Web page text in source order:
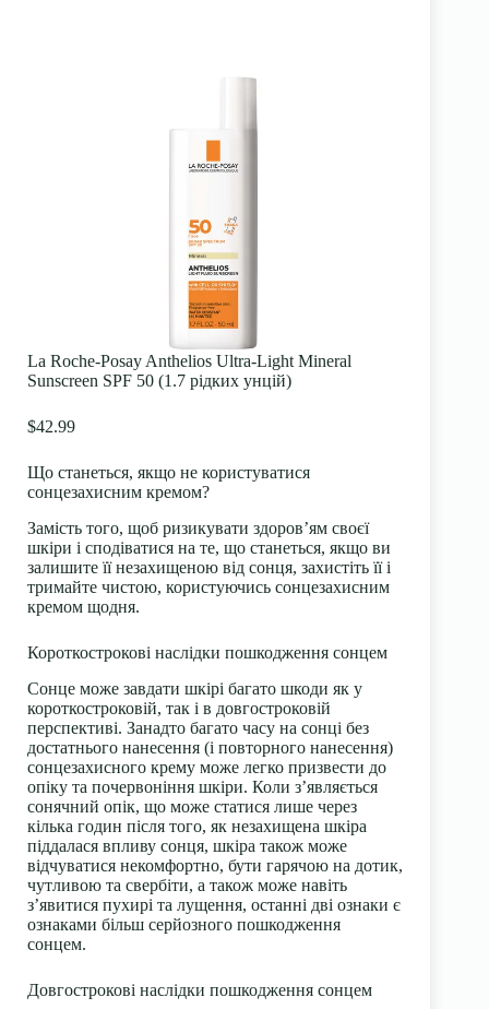
La Roche-Posay Anthelios Ultra-Light Mineral
Sunscreen SPF 50 (1.7 рідких унцій)
$42.99
Що станеться, якщо не користуватися
сонцезахисним кремом?
Замість того, щоб ризикувати здоров’ям своєї
шкіри і сподіватися на те, що станеться, якщо ви
залишите її незахищеною від сонця, захистіть її і
тримайте чистою, користуючись сонцезахисним
кремом щодня.
Короткострокові наслідки пошкодження сонцем
Сонце може завдати шкірі багато шкоди як у
короткостроковій, так і в довгостроковій
перспективі. Занадто багато часу на сонці без
достатнього нанесення (і повторного нанесення)
сонцезахисного крему може легко призвести до
опіку та почервоніння шкіри. Коли з’являється
сонячний опік, що може статися лише через
кілька годин після того, як незахищена шкіра
піддалася впливу сонця, шкіра також може
відчуватися некомфортно, бути гарячою на дотик,
чутливою та свербіти, а також може навіть
з’явитися пухирі та лущення, останні дві ознаки є
ознаками більш серйозного пошкодження
сонцем.
Довгострокові наслідки пошкодження сонцем